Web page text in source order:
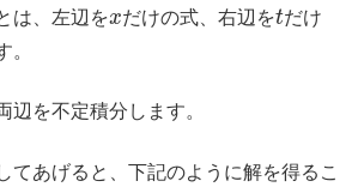
は、左辺を だけの式、右辺を だけ
。
辺を不定積分します。
てあげると、下記のように解を得るこ